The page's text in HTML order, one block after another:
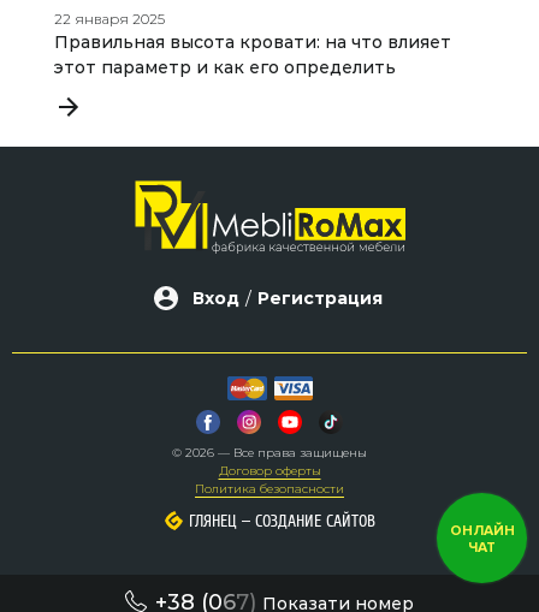
+38 (067) Показати номер
22 января 2025
Правильная высота кровати: на что влияет
этот параметр и как его определить
Вход / Регистрация
© 2026 — Все права защищены
Договор оферты
Политика безопасности
ГЛЯНЕЦ– СОЗДАНИЕ САЙТОВ
ГЛЯНЕЦ– СОЗДАНИЕ САЙТОВ
ОНЛАЙН
ЧАТ